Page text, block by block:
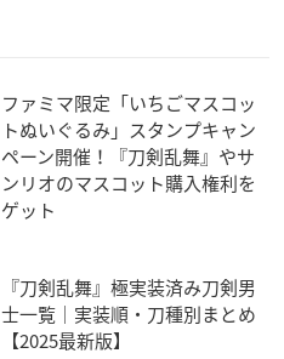
ファミマ限定「いちごマスコッ
トぬいぐるみ」スタンプキャン
ペーン開催！『刀剣乱舞』やサ
ンリオのマスコット購入権利を
ゲット
『刀剣乱舞』極実装済み刀剣男
士一覧｜実装順・刀種別まとめ
【2025最新版】